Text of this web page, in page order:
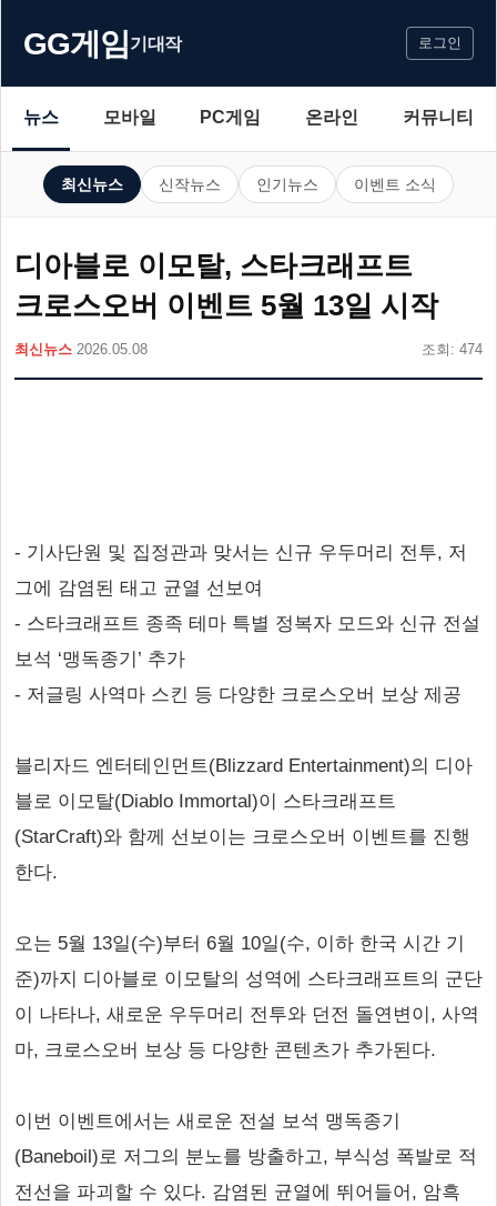
GG게임기대작 로그인
뉴스 모바일 PC게임 온라인 커뮤니티
최신뉴스 신작뉴스 인기뉴스 이벤트 소식
디아블로 이모탈, 스타크래프트
크로스오버 이벤트 5월 13일 시작
최신뉴스 2026.05.08 조회: 474
- 기사단원 및 집정관과 맞서는 신규 우두머리 전투, 저
그에 감염된 태고 균열 선보여
- 스타크래프트 종족 테마 특별 정복자 모드와 신규 전설
보석 ‘맹독종기’ 추가
- 저글링 사역마 스킨 등 다양한 크로스오버 보상 제공
블리자드 엔터테인먼트(Blizzard Entertainment)의 디아
블로 이모탈(Diablo Immortal)이 스타크래프트
(StarCraft)와 함께 선보이는 크로스오버 이벤트를 진행
한다.
오는 5월 13일(수)부터 6월 10일(수, 이하 한국 시간 기
준)까지 디아블로 이모탈의 성역에 스타크래프트의 군단
이 나타나, 새로운 우두머리 전투와 던전 돌연변이, 사역
마, 크로스오버 보상 등 다양한 콘텐츠가 추가된다.
이번 이벤트에서는 새로운 전설 보석 맹독종기
(Baneboil)로 저그의 분노를 방출하고, 부식성 폭발로 적
전선을 파괴할 수 있다. 감염된 균열에 뛰어들어, 암흑